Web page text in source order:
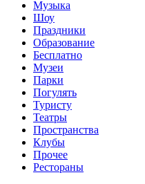
Музыка
Шоу
Праздники
Образование
Бесплатно
Музеи
Парки
Погулять
Туристу
Театры
Пространства
Клубы
Прочее
Рестораны